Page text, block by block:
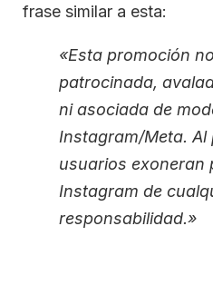
frase similar a esta:
«Esta promoción
patrocinada,
ni asociada de
Instagram/Meta. Al
usuarios exoneran
Instagram de
responsabilidad.»